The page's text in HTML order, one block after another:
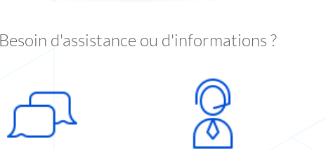
Besoin d'assistance ou d'informations ?